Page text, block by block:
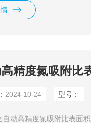
培训等，是北京中关村科技
精度氮吸附比
2024-10-24 型号：
自动高精度氮吸附比表面